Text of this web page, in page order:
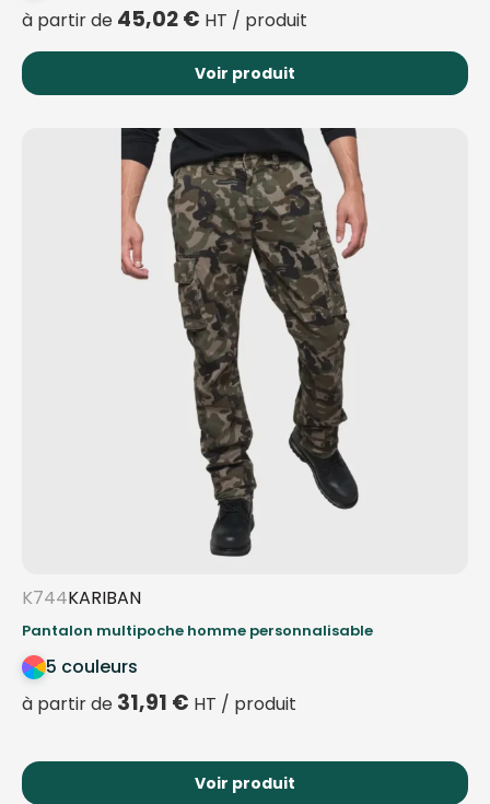
à partir de 45,02€ HT / produit
Voir produit
K744KARIBAN
Pantalon multipoche homme personnalisable
5 couleurs
à partir de 31,91 € HT / produit
Voir produit